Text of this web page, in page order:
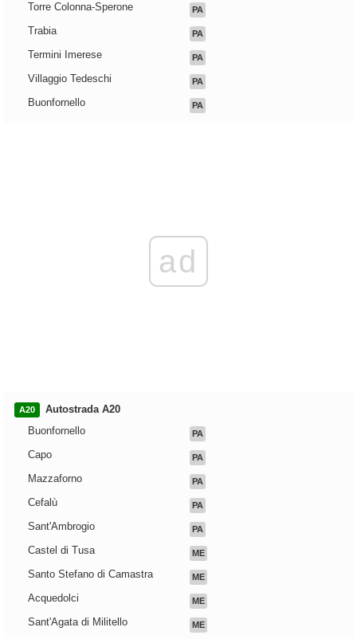
Torre Colonna-Sperone PA
Trabia PA
Termini Imerese PA
Villaggio Tedeschi PA
Buonfornello PA
ad
A20
Autostrada A20
Buonfornello
PA
Capo PA
Mazzaforno PA
Cefalù PA
Sant'Ambrogio PA
Castel di Tusa ME
Santo Stefano di Camastra ME
Acquedolci ME
Sant'Agata di Militello ME